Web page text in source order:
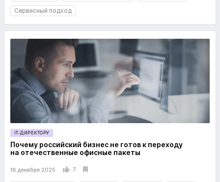
Сервисный подход
IT-ДИРЕКТОРУ
Почему российский бизнес не готов к переходу
на отечественные офисные пакеты
18 декабря 2025 7